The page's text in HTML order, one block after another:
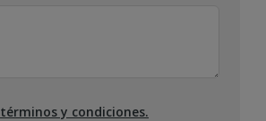
términos y condiciones.